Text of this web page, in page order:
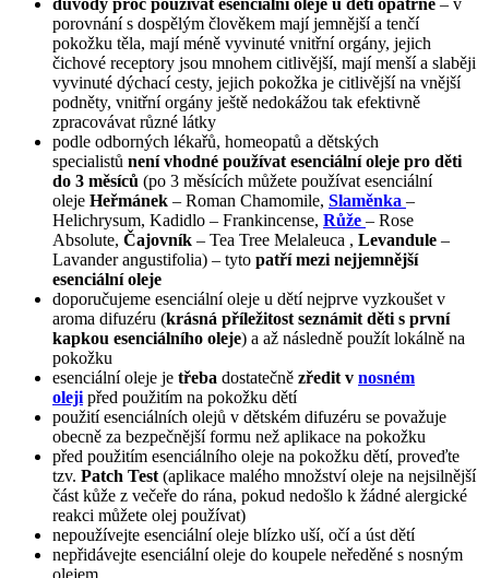
porovnání s dospělým člověkem mají jemnější a tenčí
pokožku těla, mají méně vyvinuté vnitřní orgány, jejich
čichové receptory jsou mnohem citlivější, mají menší a slaběji
vyvinuté dýchací cesty, jejich pokožka je citlivější na vnější
podněty, vnitřní orgány ještě nedokážou tak efektivně
zpracovávat různé látky
podle odborných lékařů, homeopatů a dětských
specialistů není vhodné používat esenciální oleje pro děti
do 3 měsíců (po 3 měsících můžete používat esenciální
oleje Heřmánek – Roman Chamomile, Slaměnka –
Helichrysum, Kadidlo – Frankincense, Růže – Rose
Absolute, Čajovník – Tea Tree Melaleuca , Levandule –
Lavander angustifolia) – tyto patří mezi nejjemnější
esenciální oleje
doporučujeme esenciální oleje u dětí nejprve vyzkoušet v
aroma difuzéru (krásná příležitost seznámit děti s první
kapkou esenciálního oleje) a až následně použít lokálně na
pokožku
esenciální oleje je třeba dostatečně zředit v nosném
oleji před použitím na pokožku dětí
použití esenciálních olejů v dětském difuzéru se považuje
obecně za bezpečnější formu než aplikace na pokožku
před použitím esenciálního oleje na pokožku dětí, proveďte
tzv. Patch Test (aplikace malého množství oleje na nejsilnější
část kůže z večeře do rána, pokud nedošlo k žádné alergické
reakci můžete olej používat)
nepoužívejte esenciální oleje blízko uší, očí a úst dětí
nepřidávejte esenciální oleje do koupele neředěné s nosným
olejem